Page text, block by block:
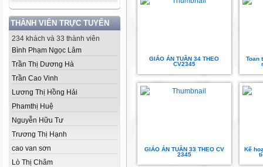
THÀNH VIÊN TRỰC TUYẾN
234 khách và 33 thành viên
Bình Phạm Ngọc Lâm
Trần Thị Dương Hà
Trần Cao Vinh
Lương Thị Hồng Hải
Phamthị Huệ
Nguyễn Hữu Tư
Trương Thị Hạnh
cao van sơn
Lò Thị Châm
GIÁO ÁN TUẦN 34 THEO
CV2345
Toan
GIÁO ÁN TUẦN 33 THEO CV
2345
Kế